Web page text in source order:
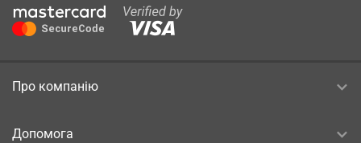
Про компанію
Допомога